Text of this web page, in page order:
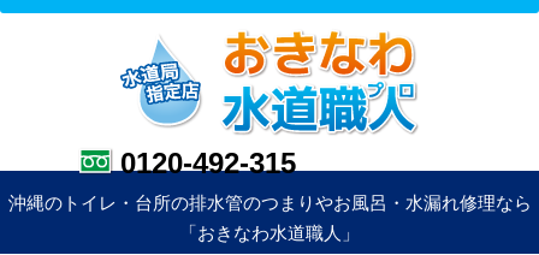
0120-492-315
沖縄のトイレ・台所の排水管のつまりやお風呂・水漏れ修理なら
「おきなわ水道職人」